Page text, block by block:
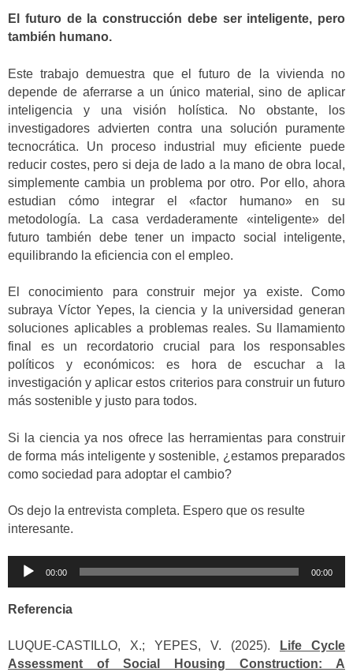
El futuro de la construcción debe ser inteligente, pero
también humano.
Este trabajo demuestra que el futuro de la vivienda no
depende de aferrarse a un único material, sino de aplicar
inteligencia y una visión holística. No obstante, los
investigadores advierten contra una solución puramente
tecnocrática. Un proceso industrial muy eficiente puede
reducir costes, pero si deja de lado a la mano de obra local,
simplemente cambia un problema por otro. Por ello, ahora
estudian cómo integrar el «factor humano» en su
metodología. La casa verdaderamente «inteligente» del
futuro también debe tener un impacto social inteligente,
equilibrando la eficiencia con el empleo.
El conocimiento para construir mejor ya existe. Como
subraya Víctor Yepes, la ciencia y la universidad generan
soluciones aplicables a problemas reales. Su llamamiento
final es un recordatorio crucial para los responsables
políticos y económicos: es hora de escuchar a la
investigación y aplicar estos criterios para construir un futuro
más sostenible y justo para todos.
Si la ciencia ya nos ofrece las herramientas para construir
de forma más inteligente y sostenible, ¿estamos preparados
como sociedad para adoptar el cambio?
Os dejo la entrevista completa. Espero que os resulte
interesante.
Reproductor
00:00 00:00
Referencia
LUQUE-CASTILLO, X.; YEPES, V. (2025).
Life Cycle
Assessment of Social Housing Construction: A